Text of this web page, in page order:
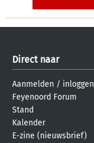
Direct naar
Aanmelden / inloggen
Feyenoord Forum
Stand
Kalender
E-zine (nieuwsbrief)